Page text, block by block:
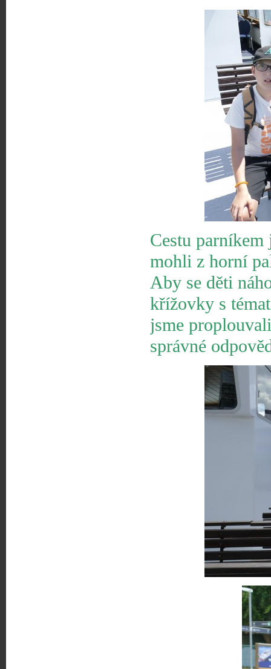
Cestu
mohli z horní
Aby se děti
křížovky s
jsme
správné